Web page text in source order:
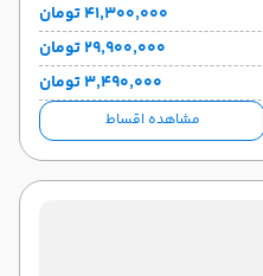
۴۱٬۳۰۰٬۰۰۰ تومان
۲۹٬۹۰۰٬۰۰۰ تومان
۳٬۴۹۰٬۰۰۰ تومان
مشاهده اقساط